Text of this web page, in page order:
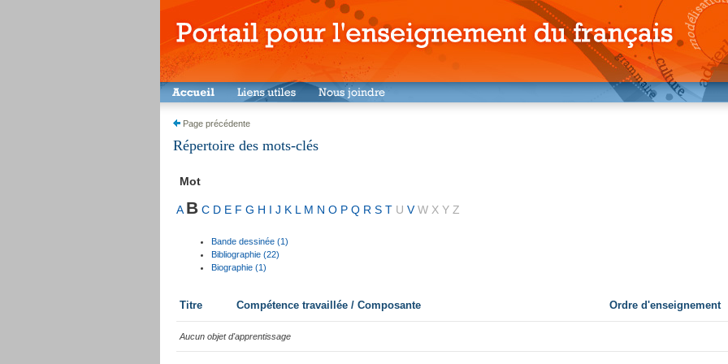
Page précédente
Répertoire des mots-clés
Mot
A B C D E F G H I J K L M N O P Q R S T U V W X Y Z
Bande dessinée (1)
Bibliographie (22)
Biographie (1)
Titre Compétence travaillée / Composante Ordre d'enseignement
Aucun objet d'apprentissage